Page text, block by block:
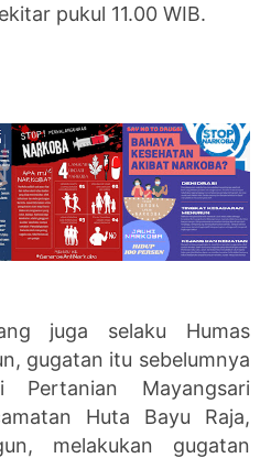
pukul 11.00 WIB.
juga selaku Humas
gugatan itu sebelumnya
Pertanian Mayangsari
Huta Bayu Raja,
melakukan gugatan